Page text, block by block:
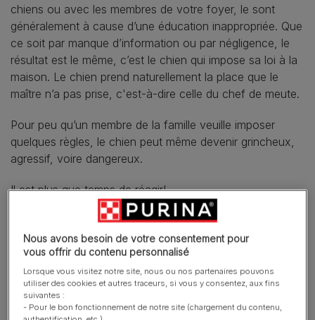
chiens ou avec les membres de votre foyer, le sont
généralement à cause d’une éducation inappropriée. Que
ce soit par manque d’information ou par négligence, le
résultat est le même, c’est le chien qui impose sa loi à la
maison. Le chien prend naturellement la place que le
maître n’a pas prise, c'est-à-dire celle du chef de meute.
Pour peu qu’un membre de la famille veuille imposer
quelques règles, le chien peut même devenir grincheux,
agressif, voire dangereux.
Il est plus que temps de réagir!
Évidemment, plus les règles auront été inculquées à un
jeune chien, plus elles seront assimilées facilement et
moins l’animal les remettra en cause pour un oui ou pour
un non. Si vous devezéduquer un chien adulte, il vous
faudra faire preuve d’autorité, de constance et de
patience.
Nous avons besoin de votre consentement pour
vous offrir du contenu personnalisé
Lorsque vous visitez notre site, nous ou nos partenaires pouvons
utiliser des cookies et autres traceurs, si vous y consentez, aux fins
suivantes :
- Pour le bon fonctionnement de notre site (chargement du contenu,